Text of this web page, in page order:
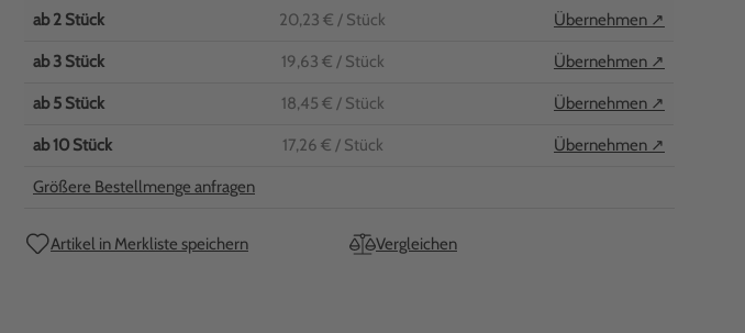
ab2 Stück 20,23 € / Stück Übernehmen ↗
ab3 Stück 19,63 € / Stück Übernehmen ↗
ab5 Stück 18,45 € / Stück Übernehmen ↗
ab10 Stück 17,26 € / Stück Übernehmen ↗
Größere Bestellmenge anfragen
Artikel in Merkliste speichern Vergleichen